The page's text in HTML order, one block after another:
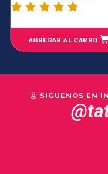
AGREGAR AL CARRO
SIGUENOS EN